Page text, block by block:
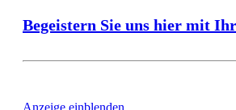
Begeistern Sie uns hier mit
Anzeige einblenden